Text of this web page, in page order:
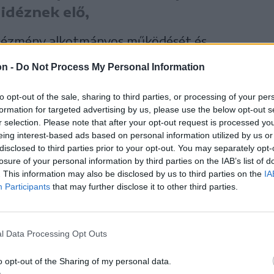
- Do Not Process My Personal Information
opt-out of the sale, sharing to third parties, or processing of your
for targeted advertising by us, please use the below opt-out
selection. Please note that after your opt-out request is processed
interest-based ads based on personal information utilized by us
to third parties prior to your opt-out. You may separately
of your personal information by third parties on the IAB’s list of
This information may also be disclosed by us to third parties on the
Participants that may further disclose it to other third parties.
Data Processing Opt Outs
opt-out of the Sharing of my personal data.
elő,
alkotmányos működését és
kormányfő ezenfelül nyilvánosan és
adott hangot, mely szerint az államfő –
megfelelően – a törvényhozás felett
az uniós támogatások lehívásához
ami adott esetben az eljárásoknak a
megnehezítő elhúzódásával járhat”
hangsúlyozta: a köztársasági elnök
hogy